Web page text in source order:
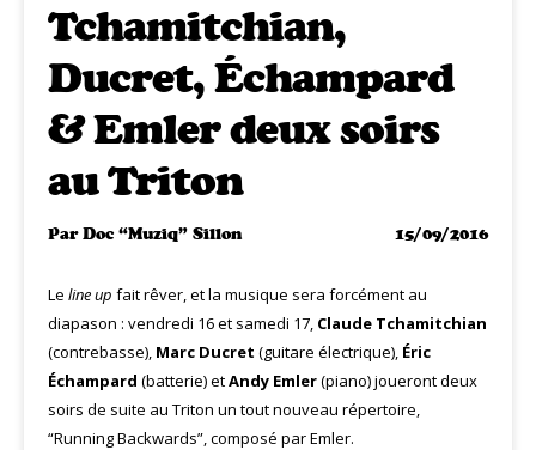
Tchamitchian,
Ducret, Échampard
& Emler deux soirs
au Triton
ParDoc “Muziq” Sillon 15/09/2016
Le line up fait rêver, et la musique sera forcément au
diapason : vendredi 16 et samedi 17, Claude Tchamitchian
(contrebasse), Marc Ducret (guitare électrique), Éric
Échampard (batterie) etAndy Emler(piano) joueront deux
soirs de suite au Triton un tout nouveau répertoire,
“Running Backwards”, composé par Emler.